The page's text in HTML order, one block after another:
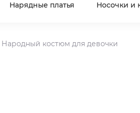
Нарядные платья Носочки и
Народный костюм для девочки